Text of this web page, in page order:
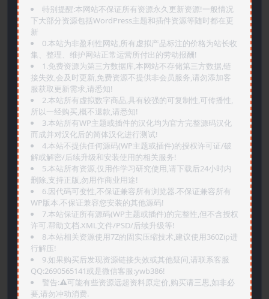
特别提醒:本网站不保证所有资源永久更新资源!一般情况
下大部分资源包括WordPress主题和插件资源等随时都在更
新
0.本站为非盈利性网站,所有虚拟产品标注的价格为站长收
集、整理、维护网站正常运营所付出的劳动报酬!
1.免费资源为第三方数据库,本网站不存储第三方数据,链
接失效,会及时更新,免费资源不提供非会员服务,请勿添加客
服获取更新需求,请悉知!
2.本站所有虚拟数字商品,具有较强的可复制性,可传播性,
所以一经购买,概不退款,请悉知!
3.本站所有WP主题或插件的汉化均为官方完整源码汉化
而成并对汉化后的简体汉化进行测试!
4.本站不提供任何源码(WP主题或插件)的授权许可证/破
解或解密/后续升级和安装使用的相关服务!
5.本站所有资源,仅用作学习研究使用,请下载后24小时内
删除,支持正版,勿用作商业用途!
6.因代码可变性,不保证兼容所有浏览器.不保证兼容所有
WP版本.不保证兼容您安装的其他源码!
7.本站保证所有源码(WP主题或插件)的完整性,但不含授权
许可.帮助文档.XML文件/PSD/后续升级等!
8.本站相关资源使用7Z的固实压缩技术,建议使用360Zip进
行解压!
9.如果购买后发现资源链接失效或其他疑问,请联系客服
QQ:2690565141或是微信客服:ywb386!
警告:⚠️可能有些资源远超资料原定价,购买请三思,如非必
要,请勿冲动消费.